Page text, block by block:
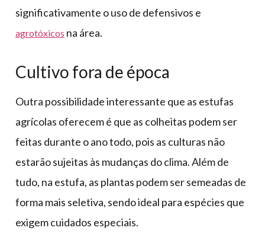
significativamente o uso de defensivos e
agrotóxicos na área.
Cultivo fora de época
Outra possibilidade interessante que as estufas
agrícolas oferecem é que as colheitas podem ser
feitas durante o ano todo, pois as culturas não
estarão sujeitas às mudanças do clima. Além de
tudo, na estufa, as plantas podem ser semeadas de
forma mais seletiva, sendo ideal para espécies que
exigem cuidados especiais.